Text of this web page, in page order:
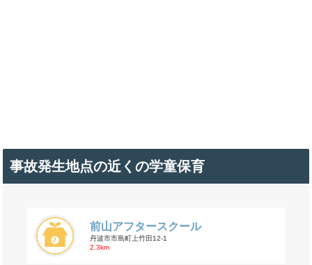
事故発生地点の近くの学童保育
前山アフタースクール
丹波市市島町上竹田12-1
2.3km